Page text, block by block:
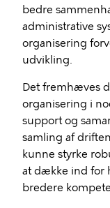
bedre
administrative
organisering
udvikling.
Det fremhæves
organisering i
support og
samling af
kunne styrke
at dække ind for
bredere